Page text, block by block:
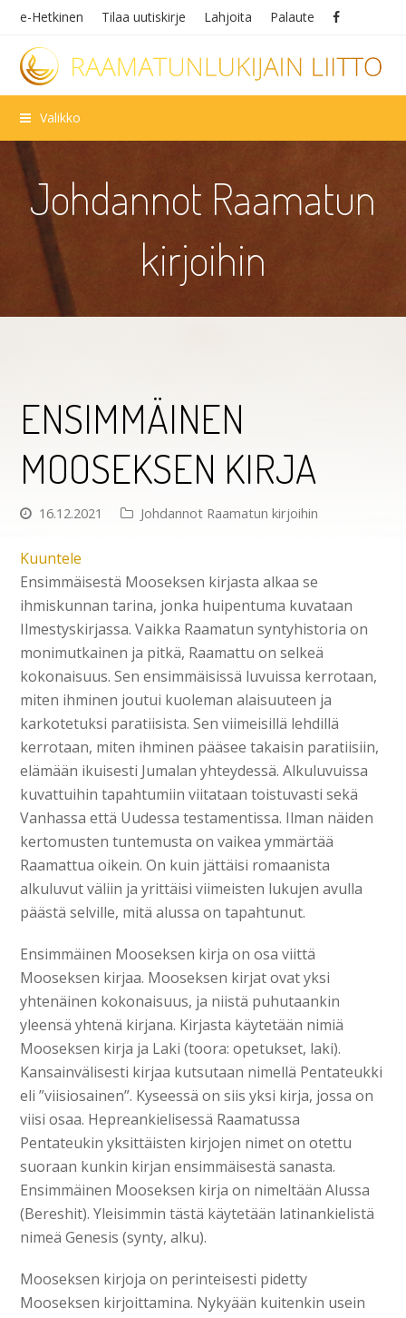
e-Hetkinen Tilaa uutiskirje Lahjoita Palaute
Valikko
Johdannot Raamatun
kirjoihin
ENSIMMÄINEN
MOOSEKSEN KIRJA
16.12.2021 Johdannot Raamatun kirjoihin
Kuuntele
Ensimmäisestä Mooseksen kirjasta alkaa se
ihmiskunnan tarina, jonka huipentuma kuvataan
Ilmestyskirjassa. Vaikka Raamatun syntyhistoria on
monimutkainen ja pitkä, Raamattu on selkeä
kokonaisuus. Sen ensimmäisissä luvuissa kerrotaan,
miten ihminen joutui kuoleman alaisuuteen ja
karkotetuksi paratiisista. Sen viimeisillä lehdillä
kerrotaan, miten ihminen pääsee takaisin paratiisiin,
elämään ikuisesti Jumalan yhteydessä. Alkuluvuissa
kuvattuihin tapahtumiin viitataan toistuvasti sekä
Vanhassa että Uudessa testamentissa. Ilman näiden
kertomusten tuntemusta on vaikea ymmärtää
Raamattua oikein. On kuin jättäisi romaanista
alkuluvut väliin ja yrittäisi viimeisten lukujen avulla
päästä selville, mitä alussa on tapahtunut.
Ensimmäinen Mooseksen kirja on osa viittä
Mooseksen kirjaa. Mooseksen kirjat ovat yksi
yhtenäinen kokonaisuus, ja niistä puhutaankin
yleensä yhtenä kirjana. Kirjasta käytetään nimiä
Mooseksen kirja ja Laki (toora: opetukset, laki).
Kansainvälisesti kirjaa kutsutaan nimellä Pentateukki
eli ”viisiosainen”. Kyseessä on siis yksi kirja, jossa on
viisi osaa. Hepreankielisessä Raamatussa
Pentateukin yksittäisten kirjojen nimet on otettu
suoraan kunkin kirjan ensimmäisestä sanasta.
Ensimmäinen Mooseksen kirja on nimeltään Alussa
(Bereshit). Yleisimmin tästä käytetään latinankielistä
nimeä Genesis (synty, alku).
Mooseksen kirjoja on perinteisesti pidetty
Mooseksen kirjoittamina. Nykyään kuitenkin usein